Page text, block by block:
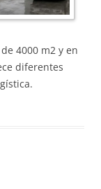
4000 m2 y en
diferentes